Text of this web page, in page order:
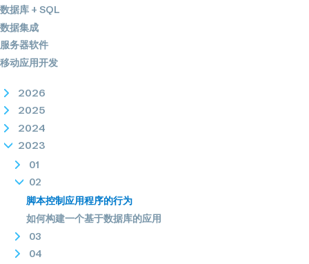
数据库 + SQL
数据集成
服务器软件
移动应用开发
2026
2025
2024
2023
01
02
脚本控制应用程序的行为
如何构建一个基于数据库的应用
03
04